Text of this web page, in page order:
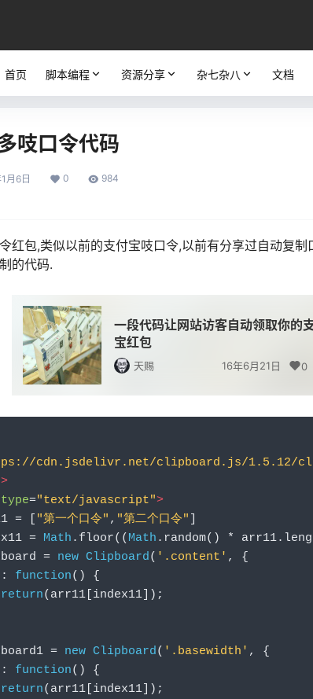
首页 脚本编程 资源分享 杂七杂八 文档
吱口令代码
月6日 0 984
红包,类似以前的支付宝吱口令,以前有分享过自动复
的代码.
一段代码让网站访客自动领取你的
宝红包
天赐 16年6月21日 0
cdn.jsdelivr.net/clipboard.js/1.5.12/
type="text/javascript">
= "第一个口令" , "第二个口令"
= Math . floor(( Math . random() * arr11.
= new Clipboard( '.content' ,
{
: function()
{
return( arr11[ index11]);
= new Clipboard( '.basewidth' ,
{
: function()
{
return( arr11[ index11]);